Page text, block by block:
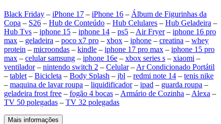
Black Friday – iPhone 17 – iPhone 16 – Álbum de Figurinhas da
Copa – S26 – Hub de Conteúdo – Hub Celulares – Hub Geladeira –
Hub Tvs – iphone 15 – iphone 14 – ps5 – Air Fryer– iphone 16 pro
max – geladeira – poco x7 pro – xbox – iphone – creatina – whey
protein – microondas – kindle – iphone 17 pro max – iphone 15 pro
max – celular samsung – iphone 16e – xbox series s – xiaomi –
ventilador– nintendo switch 2 – Celular– Ar Condicionado Portátil
– tablet – Bicicleta – Body Splash – jbl – redmi note 14 – tenis nike
– maquina de lavar roupa – liquidificador– ipad – guarda roupa –
geladeira frost free – fogão 4 bocas – Armário de Cozinha – Alexa –
TV 50 polegadas – TV 32 polegadas
Mais informações